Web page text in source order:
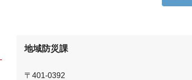
地域防災課
〒401-0392